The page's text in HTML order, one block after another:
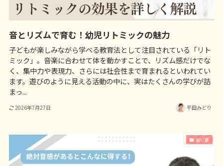
音とリズムで育む！幼児リトミックの魅力
子どもが楽しみながら学べる教育法として注目されている「リト
ミック」。音楽に合わせて体を動かすことで、リズム感だけでな
く、集中力や表現力、さらには社会性まで育まれるといわれてい
ます。遊びのように見える活動の中に、実はたくさんの学びが詰
まっ...
2026年7月27日 平田みどり
習い事